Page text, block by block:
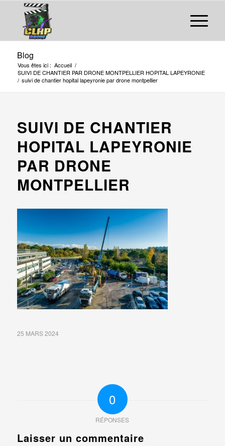
Blog
Vous êtes ici : Accueil /
SUIVI DE CHANTIER PAR DRONE MONTPELLIER HOPITAL LAPEYRONIE
/ suivi de chantier hopital lapeyronie par drone montpellier
SUIVI DE CHANTIER
HOPITAL LAPEYRONIE
PAR DRONE
MONTPELLIER
25 MARS 2024
0
RÉPONSES
Laisser un commentaire